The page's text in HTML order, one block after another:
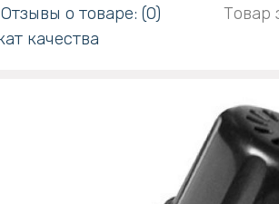
Отзывы о товаре: (0)
Товар
качества